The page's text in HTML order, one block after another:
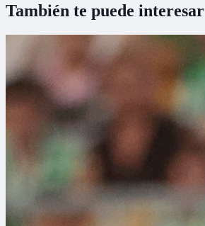
También te puede interesar